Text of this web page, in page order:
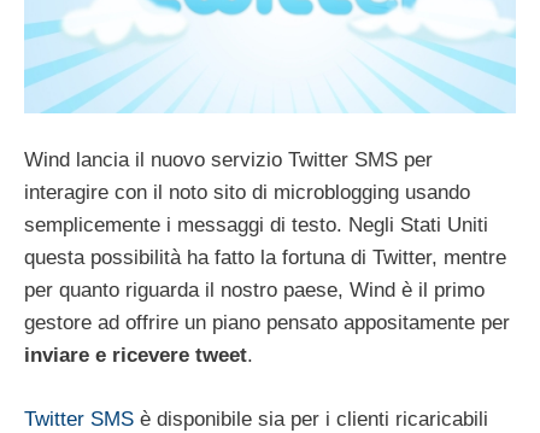
Wind lancia il nuovo servizio Twitter SMS per
interagire con il noto sito di microblogging usando
semplicemente i messaggi di testo. Negli Stati Uniti
questa possibilità ha fatto la fortuna di Twitter, mentre
per quanto riguarda il nostro paese, Wind è il primo
gestore ad offrire un piano pensato appositamente per
inviare e ricevere tweet.
Twitter SMS è disponibile sia per i clienti ricaricabili